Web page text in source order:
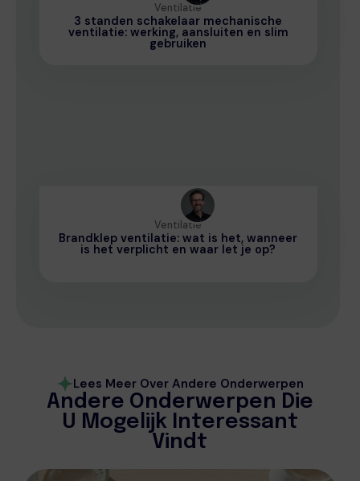
Ventilatie
3 standen schakelaar mechanische
ventilatie: werking, aansluiten en slim
gebruiken
Ventilatie
Brandklep ventilatie: wat is het, wanneer
is het verplicht en waar let je op?
Lees Meer Over Andere Onderwerpen
Andere Onderwerpen Die
U Mogelijk Interessant
Vindt